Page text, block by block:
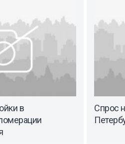
в
Спрос